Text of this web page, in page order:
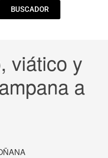
BUSCADOR
viático y
a